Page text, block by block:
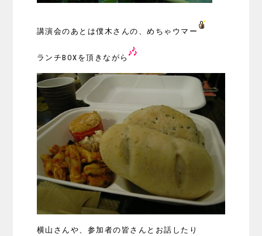
講演会のあとは僕木さんの、めちゃウマー
ランチBOXを頂きながら
横山さんや、参加者の皆さんとお話したり